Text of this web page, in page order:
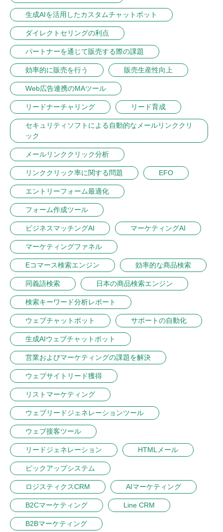
生成AIを活用したカスタムチャットボット
ダイレクトセリングの利点
パートナーを通じて販売する際の課題
効率的に販売を行う 販売生産性向上
Web広告連携のMAツール
リードナーチャリング リード育成
セキュリティソフトによる自動的なメールリンククリ
ック
メールリンククリック分析
リンククリック率に関する問題 EFO
エントリーフォーム最適化
フォーム作成ツール
ビジネスマッチングAI マーケティングAI
マーケティングファネル
Eコマース検索エンジン 効率的な商品検索
同義語検索 日本の商品検索エンジン
検索キーワード分析レポート
ウェブチャットボット サポートの自動化
生成AIウェブチャットボット
営業およびマーケティングの課題を解決
ウェブサイトリード獲得
リストマーケティング
ウェブリードジェネレーションツール
ウェブ接客ツール
リードジェネレーション HTMLメール
ピックアップシステム
ロジスティクスCRM AIマーケティング
B2Cマーケティング Line CRM
B2Bマーケティング